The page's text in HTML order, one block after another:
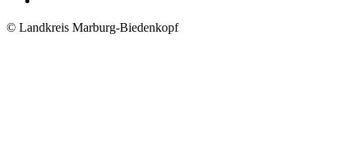
© Landkreis Marburg-Biedenkopf